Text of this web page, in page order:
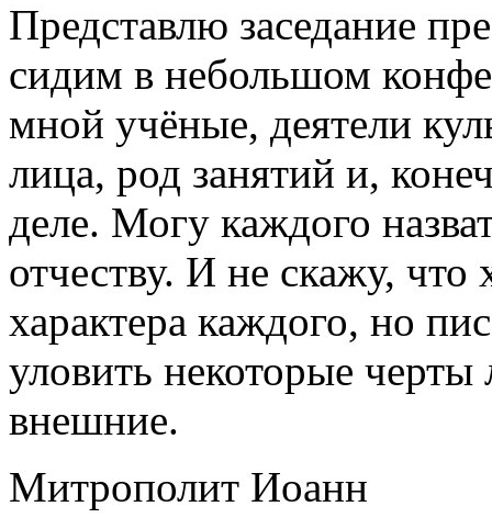
Представлю заседание
сидим в небольшом
мной учёные, деятели
лица, род занятий и,
деле. Могу каждого
отчеству. И не скажу,
характера каждого, но
уловить некоторые
внешние.
Митрополит Иоанн